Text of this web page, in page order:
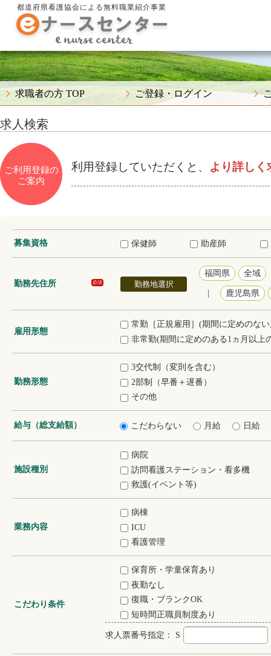
都道府県看護協会による無料職業紹介事業
求職者の方 TOP ご登録・ログイン
求人検索
ご利用登録の
ご案内
利用登録していただくと、 より詳しく
募集資格 保健師 助産師
勤務先住所 必須 勤務地選択
福岡県 全域
鹿児島県
雇用形態
常勤［正規雇用］(期間に定めのな
非常勤(期間に定めのある1ヵ月以上
勤務形態
3交代制（変則を含む）
2部制（早番＋遅番）
その他
給与（総支給額） こだわらない 月給 日給
施設種別
病院
訪問看護ステーション・看多機
救護(イベント等)
業務内容
病棟
ICU
看護管理
こだわり条件
保育所・学童保育あり
夜勤なし
復職・ブランクOK
短時間正職員制度あり
求人票番号指定： S